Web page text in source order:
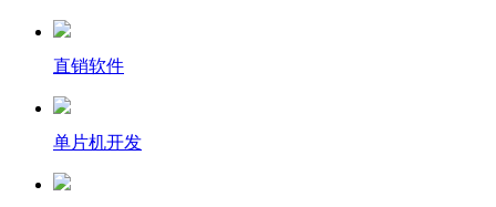
直销软件
单片机开发